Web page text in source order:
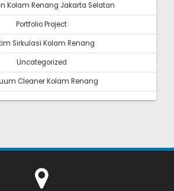
Kolam Renang Jakarta Selatan
Portfolio Project
Sirkulasi Kolam Renang
Uncategorized
Cleaner Kolam Renang